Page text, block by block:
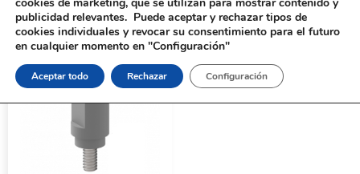
Inicio/ PLATAFORMA del producto / Green®
publicidad relevantes. Puede aceptar y rechazar tipos de
cookies individuales y revocar su consentimiento para el futuro
en cualquier momento en "Configuración"
Aceptar todo Rechazar Configuración